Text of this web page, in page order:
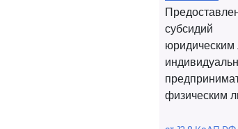
субсидий
юридическим
физическим